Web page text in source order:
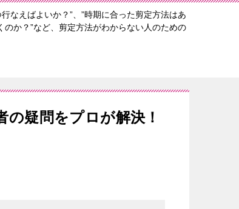
なえばよいか？”、”時期に合った剪定方法はあ
のか？”など、剪定方法がわからない人のための
の疑問をプロが解決！